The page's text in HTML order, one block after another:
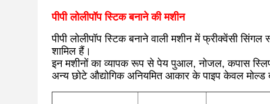
पीपी लोलीपॉप स्टिक बनाने की मशीन
पीपी लोलीपॉप स्टिक बनाने वाली मशीन में फ्रीक्वेंसी
शामिल हैं।
इन मशीनों का व्यापक रूप से पेय पुआल, नोजल, कपास
अन्य छोटे औद्योगिक अनियमित आकार के पाइप केवल